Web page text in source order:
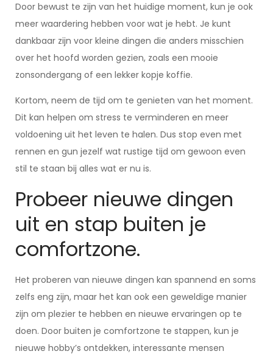
Door bewust te zijn van het huidige moment, kun je ook
meer waardering hebben voor wat je hebt. Je kunt
dankbaar zijn voor kleine dingen die anders misschien
over het hoofd worden gezien, zoals een mooie
zonsondergang of een lekker kopje koffie.
Kortom, neem de tijd om te genieten van het moment.
Dit kan helpen om stress te verminderen en meer
voldoening uit het leven te halen. Dus stop even met
rennen en gun jezelf wat rustige tijd om gewoon even
stil te staan bij alles wat er nu is.
Probeer nieuwe dingen
uit en stap buiten je
comfortzone.
Het proberen van nieuwe dingen kan spannend en soms
zelfs eng zijn, maar het kan ook een geweldige manier
zijn om plezier te hebben en nieuwe ervaringen op te
doen. Door buiten je comfortzone te stappen, kun je
nieuwe hobby’s ontdekken, interessante mensen